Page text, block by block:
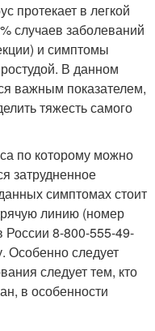
протекает в легкой
случаев заболеваний
и симптомы
В данном
важным показателем,
тяжесть самого
по которому можно
затрудненное
симптомах стоит
линию (номер
России 8-800-555-49-
Особенно следует
следует тем, кто
в особенности